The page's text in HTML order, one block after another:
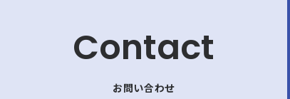
Contact
お問い合わせ